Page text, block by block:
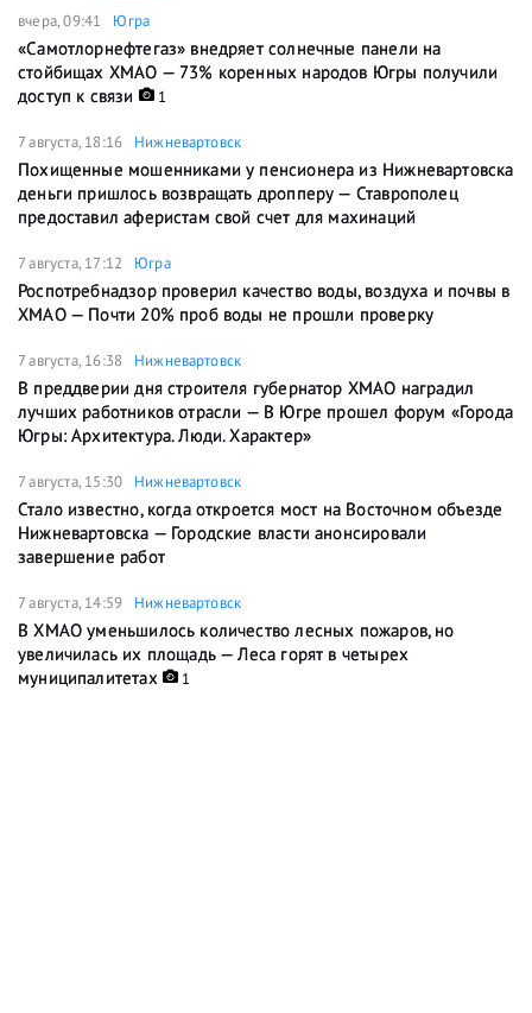
вчера, 09:41 Югра
«Самотлорнефтегаз» внедряет солнечные панели на
стойбищах ХМАО — 73% коренных народов Югры получили
доступ к связи
1
7 августа, 18:16 Нижневартовск
Похищенные мошенниками у пенсионера из Нижневартовска
деньги пришлось возвращать дропперу — Ставрополец
предоставил аферистам свой счет для махинаций
7 августа, 17:12 Югра
Роспотребнадзор проверил качество воды, воздуха и почвы в
ХМАО — Почти 20% проб воды не прошли проверку
7 августа, 16:38 Нижневартовск
В преддверии дня строителя губернатор ХМАО наградил
лучших работников отрасли — В Югре прошел форум «Города
Югры: Архитектура. Люди. Характер»
7 августа, 15:30 Нижневартовск
Стало известно, когда откроется мост на Восточном объезде
Нижневартовска — Городские власти анонсировали
завершение работ
7 августа, 14:59 Нижневартовск
В ХМАО уменьшилось количество лесных пожаров, но
увеличилась их площадь — Леса горят в четырех
муниципалитетах
1